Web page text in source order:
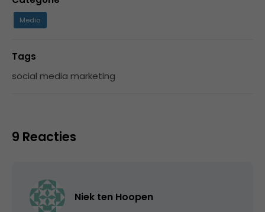
Media
Tags
social media marketing
9 Reacties
Niek ten Hoopen